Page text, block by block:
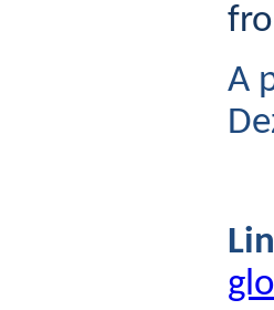
A